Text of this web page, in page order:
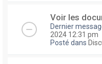
Voir les
Dernier
2024 12:31 pm
Posté dans